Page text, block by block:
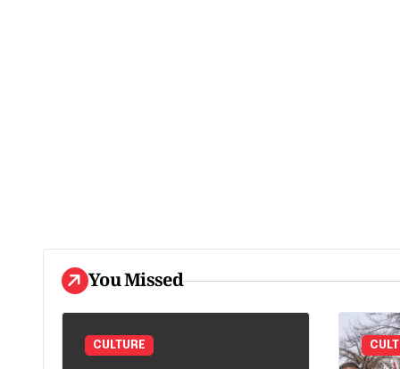
You Missed
CULTURE